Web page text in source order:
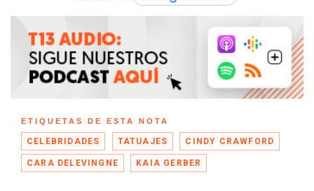
ETIQUETAS DE ESTA NOTA
CELEBRIDADES TATUAJES CINDY CRAWFORD
CARA DELEVINGNE KAIA GERBER